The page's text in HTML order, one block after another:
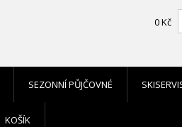
0 Kč
SEZONNÍ PŮJČOVNÉ
KOŠÍK